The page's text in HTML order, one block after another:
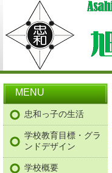
MENU
忠和っ子の生活
学校教育目標・グラ
ンドデザイン
学校概要